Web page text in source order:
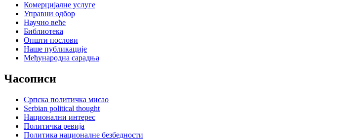
Комерцијалне услуге
Управни одбор
Научно веће
Библиотека
Општи послови
Наше публикације
Међународна сарадња
Часописи
Српска политичка мисао
Serbian political thought
Национални интерес
Политичка ревија
Политика националне безбедности